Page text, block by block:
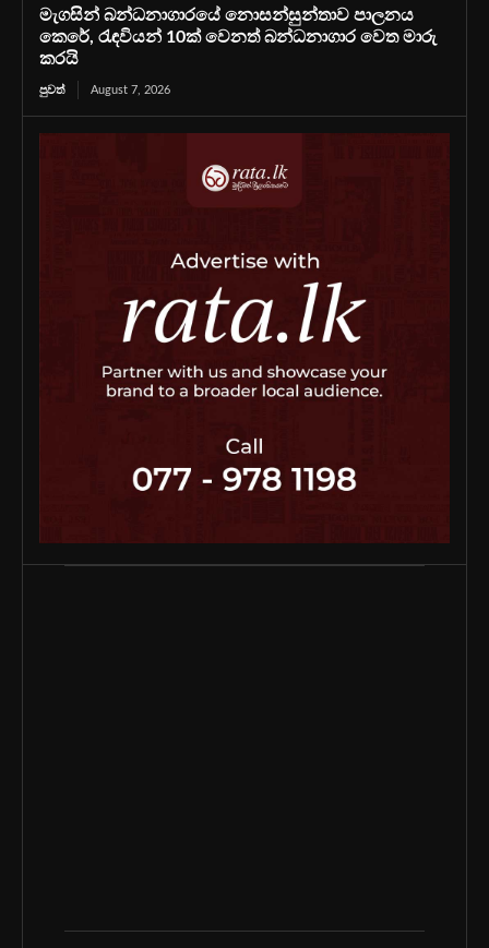
මැගසින් බන්ධනාගාරයේ නොසන්සුන්තාව පාලනය
කෙරේ, රැඳවියන් 10ක් වෙනත් බන්ධනාගාර වෙත මාරු
කරයි
පුවත් August 7, 2026